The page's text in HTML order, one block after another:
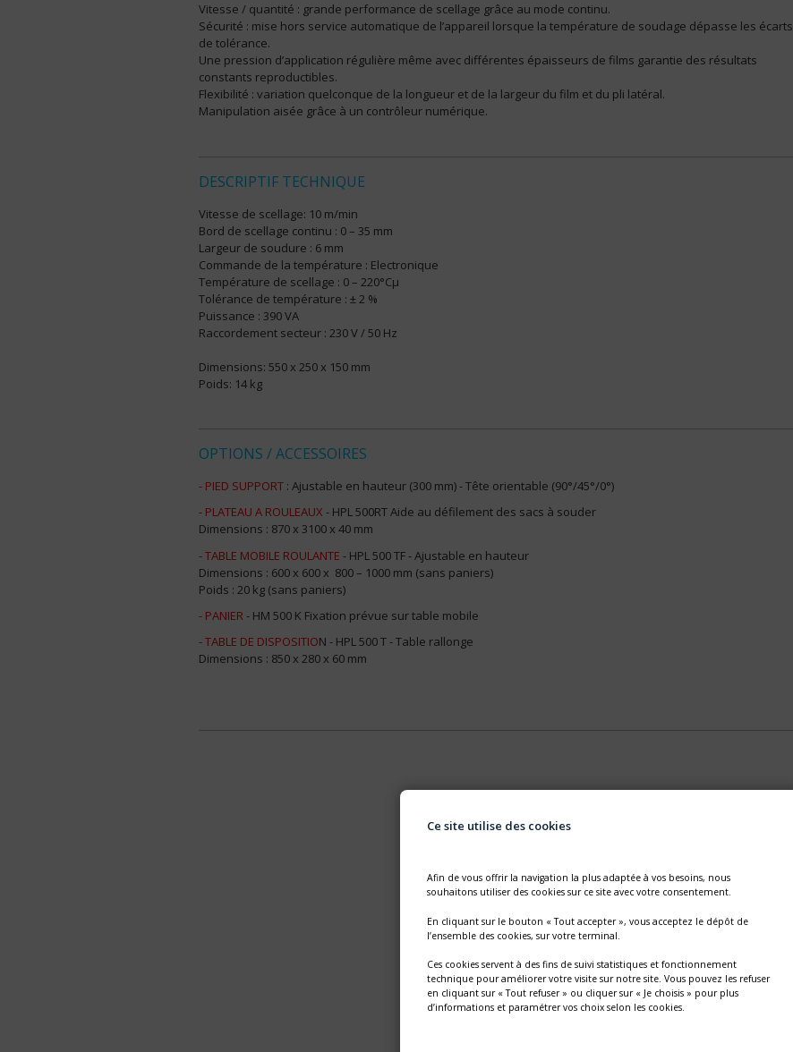
Vitesse / quantité : grande performance de scellage grâce au mode continu.
Sécurité : mise hors service automatique de l’appareil lorsque la température de soudage dépasse les écarts
de tolérance.
Une pression d’application régulière même avec différentes épaisseurs de films garantie des résultats
constants reproductibles.
Flexibilité : variation quelconque de la longueur et de la largeur du film et du pli latéral.
Manipulation aisée grâce à un contrôleur numérique.
DESCRIPTIF TECHNIQUE
Vitesse de scellage: 10 m/min
Bord de scellage continu : 0 – 35 mm
Largeur de soudure : 6 mm
Commande de la température : Electronique
Température de scellage : 0 – 220°Cμ
Tolérance de température : ± 2 %
Puissance : 390 VA
Raccordement secteur : 230 V / 50 Hz
Dimensions: 550 x 250 x 150 mm
Poids: 14 kg
OPTIONS / ACCESSOIRES
- PIED SUPPORT : Ajustable en hauteur (300 mm) - Tête orientable (90°/45°/0°)
- PLATEAU A ROULEAUX - HPL 500RT Aide au défilement des sacs à souder
Dimensions : 870 x 3100 x 40 mm
- TABLE MOBILE ROULANTE - HPL 500 TF - Ajustable en hauteur
Dimensions : 600 x 600 x 800 – 1000 mm (sans paniers)
Poids : 20 kg (sans paniers)
- PANIER- HM 500 K Fixation prévue sur table mobile
- TABLE DE DISPOSITION - HPL 500 T - Table rallonge
Dimensions : 850 x 280 x 60 mm
Ce site utilise des cookies
Afin de vous offrir la navigation la plus adaptée à vos besoins, nous
souhaitons utiliser des cookies sur ce site avec votre consentement.
En cliquant sur le bouton « Tout accepter », vous acceptez le dépôt de
l’ensemble des cookies, sur votre terminal.
Ces cookies servent à des fins de suivi statistiques et fonctionnement
technique pour améliorer votre visite sur notre site. Vous pouvez les refuser
en cliquant sur « Tout refuser » ou cliquer sur « Je choisis » pour plus
d’informations et paramétrer vos choix selon les cookies.